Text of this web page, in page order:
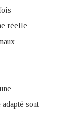
réelle
adapté sont